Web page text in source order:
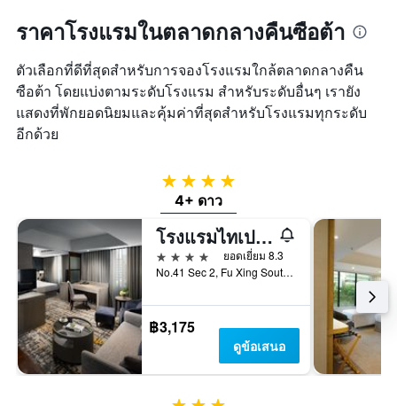
ห้อง
ราคาโรงแรมในตลาดกลางคืนซือต้า
ตัวเลือกที่ดีที่สุดสำหรับการจองโรงแรมใกล้ตลาดกลางคืน
ซือต้า โดยแบ่งตามระดับโรงแรม สำหรับระดับอื่นๆ เรายัง
แสดงที่พักยอดนิยมและคุ้มค่าที่สุดสำหรับโรงแรมทุกระดับ
อีกด้วย
4 ดาว
4+ ดาว
โรงแรมไทเป ฟูลเลอร์ตัน - ฟู่ซิงเซาท์
4 ดาว
ยอดเยี่ยม 8.3
No.41 Sec 2, Fu Xing South Road, ไทเป, ไต้หวัน
฿3,175
ดูข้อเสนอ